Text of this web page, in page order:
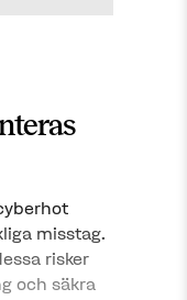
misstag.
risker
och säkra